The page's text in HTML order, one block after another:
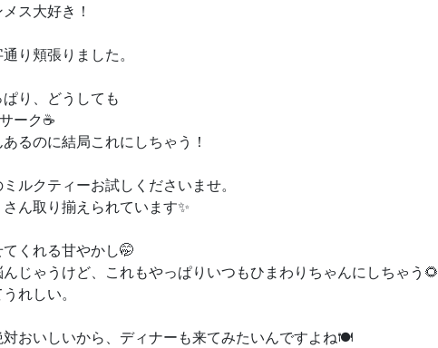
ス大好き！
り頬張りました。
り、どうしても
ーク☕️
るのに結局これにしちゃう！
ルクティーお試しくださいませ。
ん取り揃えられています✨
くれる甘やかし🤭
じゃうけど、これもやっぱりいつもひまわりちゃんにしちゃう🌻
れしい。
おいしいから、ディナーも来てみたいんですよね🍽️